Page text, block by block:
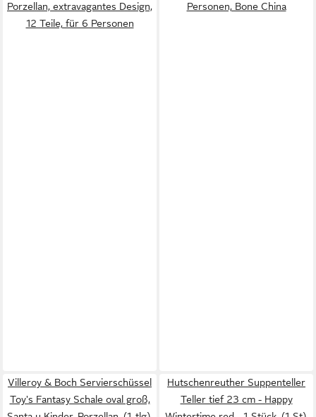
Porzellan, extravagantes Design,
12 Teile, für 6 Personen
Personen, Bone China
Villeroy & Boch Servierschüssel
Toy's Fantasy Schale oval groß,
Hutschenreuther Suppenteller
Teller tief 23 cm - Happy